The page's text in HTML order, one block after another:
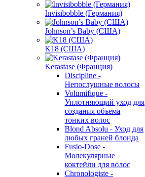
Invisibobble (Германия)
Johnson’s Baby (США)
K18 (США)
Kerastase (Франция)
Discipline -
Непослушные волосы
Volumifique -
Уплотняющий уход для
создания объема
тонких волос
Blond Absolu - Уход для
любых граней блонда
Fusio-Dose -
Молекулярные
коктейли для волос
Chronologiste -